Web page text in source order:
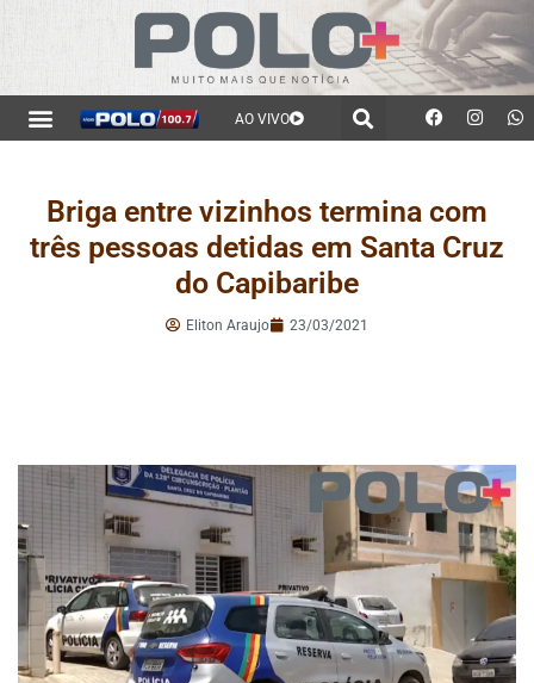
AO VIVO
Briga entre vizinhos termina com
três pessoas detidas em Santa Cruz
do Capibaribe
Eliton Araujo 23/03/2021